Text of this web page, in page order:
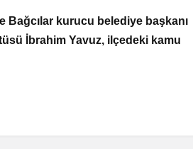
kurucu belediye başkanı
İbrahim Yavuz, ilçedeki kamu